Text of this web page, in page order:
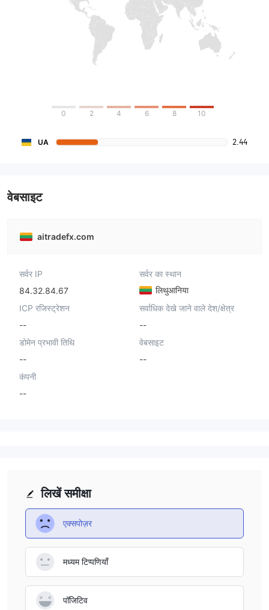
0 2 4 6 8 10
UA 2.44
वेबसाइट
aitradefx.com
सर्वर IP
84.32.84.67
सर्वर का स्थान
लिथुआनिया
ICP रजिस्ट्रेशन
--
सर्वाधिक देखे जाने वाले देश/क्षेत्र
--
डोमेन प्रभावी तिथि
--
वेबसाइट
--
कंपनी
--
लिखें समीक्षा
एक्सपोज़र
मध्यम टिप्पणियाँ
पॉजिटिव